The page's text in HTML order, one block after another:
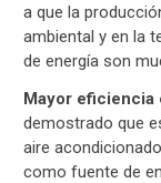
a que la
ambiental y en la
de energía son
Mayor eficiencia
demostrado que
aire
como fuente de